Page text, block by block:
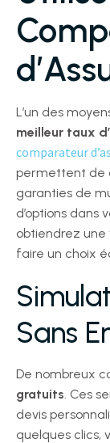
L’un des
meilleur taux
comparateur
permettent de
garanties de
d’options dans
obtiendrez une
faire un choix
Sans
De nombreux
gratuits. Ces
devis
quelques clics,